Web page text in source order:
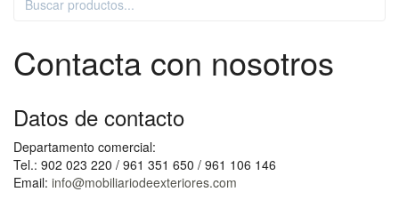
Contacta con nosotros
Datos de contacto
Departamento comercial:
Tel.: 902 023 220 / 961 351 650 / 961 106 146
Email: info@mobiliariodeexteriores.com